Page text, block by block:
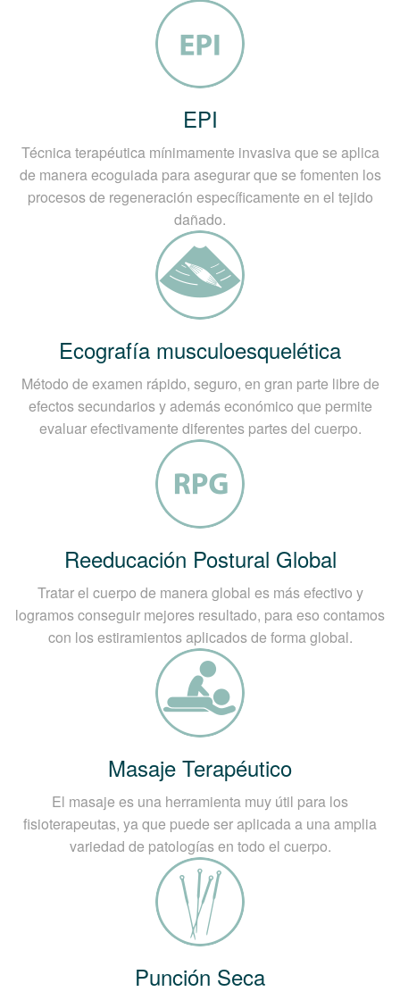
EPI
Técnica terapéutica mínimamente invasiva que se aplica
de manera ecoguiada para asegurar que se fomenten los
procesos de regeneración específicamente en el tejido
dañado.
Ecografía musculoesquelética
Método de examen rápido, seguro, en gran parte libre de
efectos secundarios y además económico que permite
evaluar efectivamente diferentes partes del cuerpo.
Reeducación Postural Global
Tratar el cuerpo de manera global es más efectivo y
logramos conseguir mejores resultado, para eso contamos
con los estiramientos aplicados de forma global.
Masaje Terapéutico
El masaje es una herramienta muy útil para los
fisioterapeutas, ya que puede ser aplicada a una amplia
variedad de patologías en todo el cuerpo.
Punción Seca